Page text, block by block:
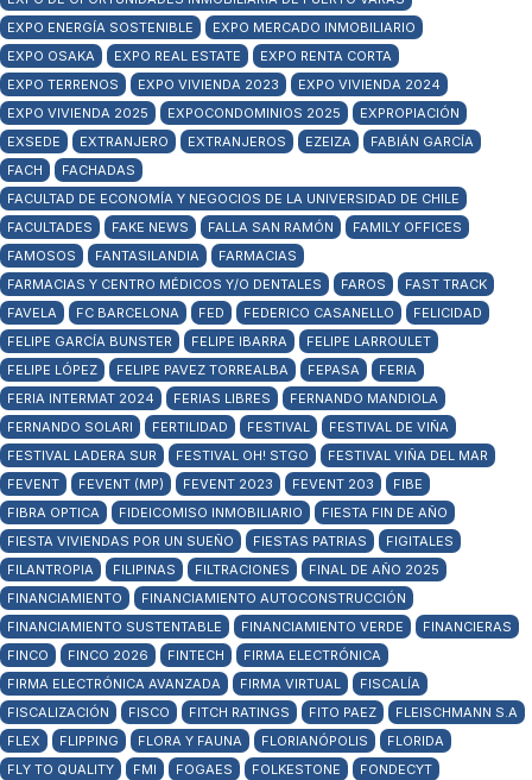
EXPO ENERGÍA SOSTENIBLE
EXPO MERCADO INMOBILIARIO
EXPO OSAKA
EXPO REAL ESTATE
EXPO RENTA CORTA
EXPO TERRENOS
EXPO VIVIENDA 2023
EXPO VIVIENDA 2024
EXPO VIVIENDA 2025
EXPOCONDOMINIOS 2025
EXPROPIACIÓN
EXSEDE
EXTRANJERO EXTRANJEROS EZEIZA
FABIÁN GARCÍA
FACH
FACHADAS
FACULTAD DE ECONOMÍA Y NEGOCIOS DE LA UNIVERSIDAD DE CHILE
FACULTADES
FAKE NEWS FALLA SAN RAMÓN
FAMILY OFFICES
FAMOSOS
FANTASILANDIA
FARMACIAS
FARMACIAS Y CENTRO MÉDICOS Y/O DENTALES
FAROS
FAST TRACK
FAVELA
FC BARCELONA FED FEDERICO CASANELLO
FELICIDAD
FELIPE GARCÍA BUNSTER
FELIPE IBARRA
FELIPE LARROULET
FELIPE LÓPEZ
FELIPE PAVEZ TORREALBA FEPASA
FERIA
FERIA INTERMAT 2024
FERIAS LIBRES
FERNANDO MANDIOLA
FERNANDO SOLARI
FERTILIDAD FESTIVAL
FESTIVAL DE VIÑA
FESTIVAL LADERA SUR
FESTIVAL OH! STGO
FESTIVAL VIÑA DEL MAR
FEVENT
FEVENT (MP) FEVENT 2023 FEVENT 203
FIBE
FIBRA OPTICA
FIDEICOMISO INMOBILIARIO
FIESTA FIN DE AÑO
FIESTA VIVIENDAS POR UN SUEÑO
FIESTAS PATRIAS
FIGITALES
FILANTROPIA
FILIPINAS FILTRACIONES
FINAL DE AÑO 2025
FINANCIAMIENTO
FINANCIAMIENTO AUTOCONSTRUCCIÓN
FINANCIAMIENTO SUSTENTABLE
FINANCIAMIENTO VERDE
FINANCIERAS
FINCO
FINCO 2026 FINTECH
FIRMA ELECTRÓNICA
FIRMA ELECTRÓNICA AVANZADA
FIRMA VIRTUAL
FISCALÍA
FISCALIZACIÓN
FISCO FITCH RATINGS FITO PAEZ
FLEISCHMANN S.A
FLEX
FLIPPING FLORA Y FAUNA FLORIANÓPOLIS
FLORIDA
FLY TO QUALITY
FMI FOGAES FOLKESTONE
FONDECYT